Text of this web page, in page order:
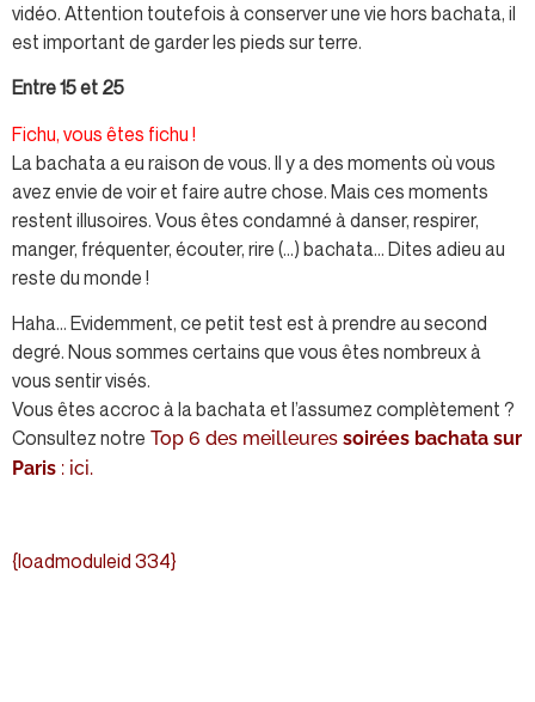
vidéo. Attention toutefois à conserver une vie hors bachata, il
est important de garder les pieds sur terre.
Entre 15 et 25
Fichu, vous êtes fichu !
La bachata a eu raison de vous. Il y a des moments où vous
avez envie de voir et faire autre chose. Mais ces moments
restent illusoires. Vous êtes condamné à danser, respirer,
manger, fréquenter, écouter, rire (…) bachata… Dites adieu au
reste du monde !
Haha… Evidemment, ce petit test est à prendre au second
degré. Nous sommes certains que vous êtes nombreux à
vous sentir visés.
Vous êtes accroc à la bachata et l’assumez complètement ?
Consultez notre Top 6 des meilleures soirées bachata sur
Paris : ici.
{loadmoduleid 334}